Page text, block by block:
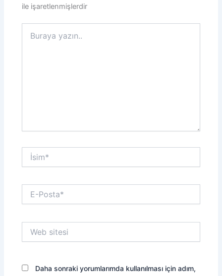
ile işaretlenmişlerdir
yazın..
İsim*
Posta*
sitesi
Daha sonraki yorumlarımda kullanılması için adım,